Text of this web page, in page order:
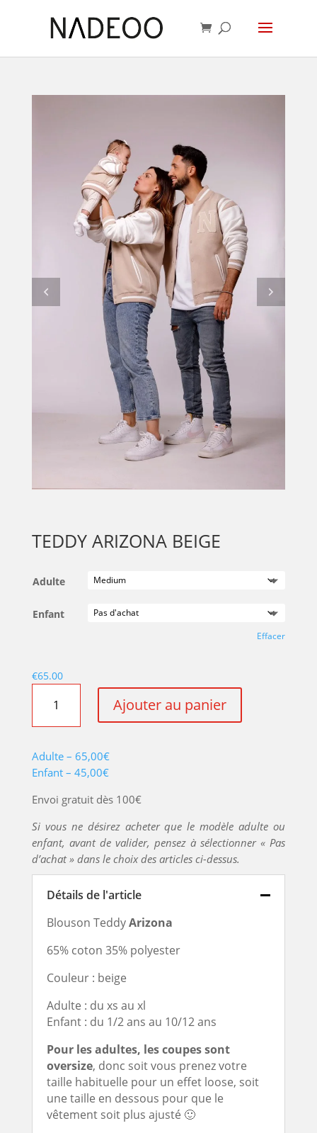
TEDDY ARIZONA BEIGE
Adulte
Enfant
Effacer
€65.00
TEDDY
BEIGE
Ajouter au panier
Adulte – 65,00€
Enfant – 45,00€
Envoi gratuit dès 100€
Si vous ne désirez acheter que le modèle adulte ou
enfant, avant de valider, pensez à sélectionner « Pas
d’achat » dans le choix des articles ci-dessus.
Détails de l'article
Blouson TeddyArizona
65% coton 35% polyester
Couleur : beige
Adulte : du xs au xl
Enfant : du 1/2 ans au 10/12 ans
Pour les adultes, les coupes sont
oversize, donc soit vous prenez votre
taille habituelle pour un effet loose, soit
une taille en dessous pour que le
vêtement soit plus ajusté 🙂